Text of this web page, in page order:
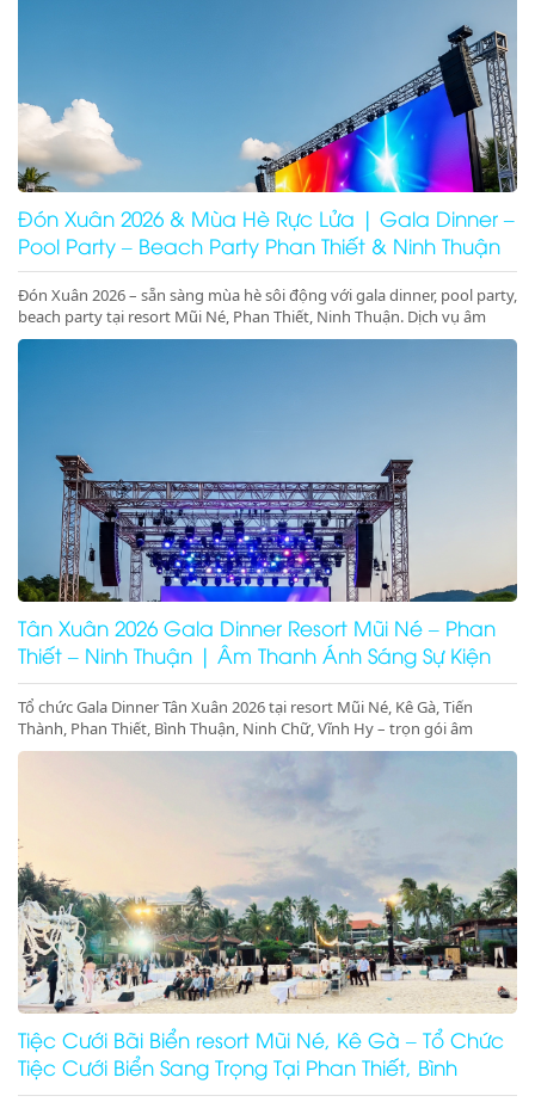
Đón Xuân 2026 & Mùa Hè Rực Lửa | Gala Dinner –
Pool Party – Beach Party Phan Thiết & Ninh Thuận
Đón Xuân 2026 – sẵn sàng mùa hè sôi động với gala dinner, pool party,
beach party tại resort Mũi Né, Phan Thiết, Ninh Thuận. Dịch vụ âm
thanh ánh sáng – sân khấu – LED chuyên nghiệp, đặt lịch ngay!
Tân Xuân 2026 Gala Dinner Resort Mũi Né – Phan
Thiết – Ninh Thuận | Âm Thanh Ánh Sáng Sự Kiện
Cao Cấp
Tổ chức Gala Dinner Tân Xuân 2026 tại resort Mũi Né, Kê Gà, Tiến
Thành, Phan Thiết, Bình Thuận, Ninh Chữ, Vĩnh Hy – trọn gói âm
thanh ánh sáng, sân khấu, màn hình LED, concept sự kiện đầu năm
Tiệc Cưới Bãi Biển resort Mũi Né, Kê Gà – Tổ Chức
Tiệc Cưới Biển Sang Trọng Tại Phan Thiết, Bình
Thuận